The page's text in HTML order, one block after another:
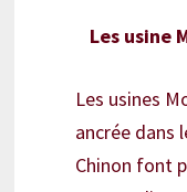
Les usine
Les usines
ancrée dans
Chinon font